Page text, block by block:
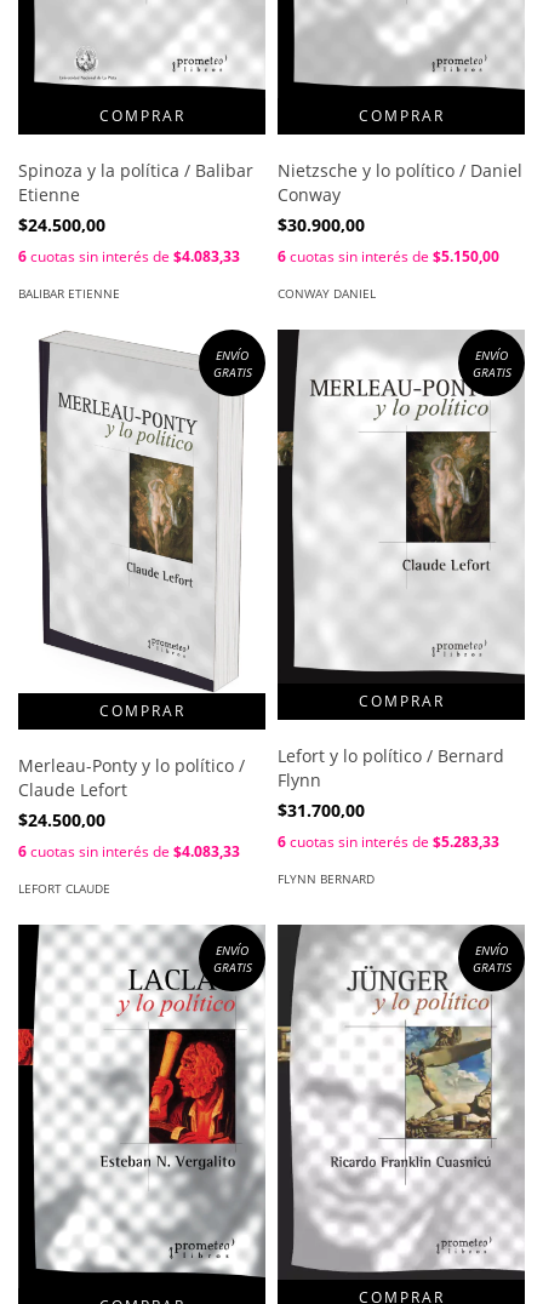
Spinoza y la política / Balibar
Etienne
$24.500,00
6cuotas sin interés de $4.083,33
BALIBAR ETIENNE
Nietzsche y lo político / Daniel
Conway
$30.900,00
6cuotas sin interés de $5.150,00
CONWAY DANIEL
ENVÍO
GRATIS
Merleau-Ponty y lo político /
Claude Lefort
$24.500,00
6cuotas sin interés de $4.083,33
LEFORT CLAUDE
ENVÍO
GRATIS
Lefort y lo político / Bernard
Flynn
$31.700,00
6cuotas sin interés de $5.283,33
FLYNN BERNARD
ENVÍO
GRATIS
ENVÍO
GRATIS